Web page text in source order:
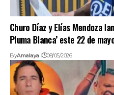
Churo Díaz y Elías Mendoza
Pluma Blanca’ este 22 de
ByAmalaya 08/05/2026